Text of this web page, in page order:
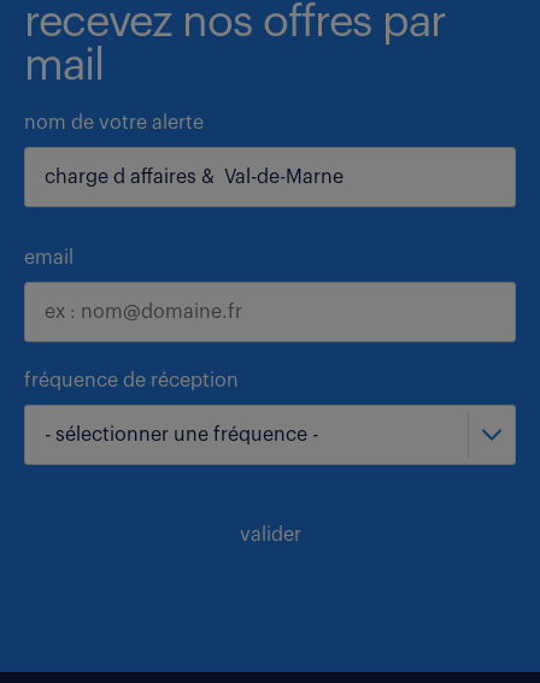
recevez nos offres par
mail
nom de votre alerte
email
fréquence de réception
- sélectionner une fréquence -
valider